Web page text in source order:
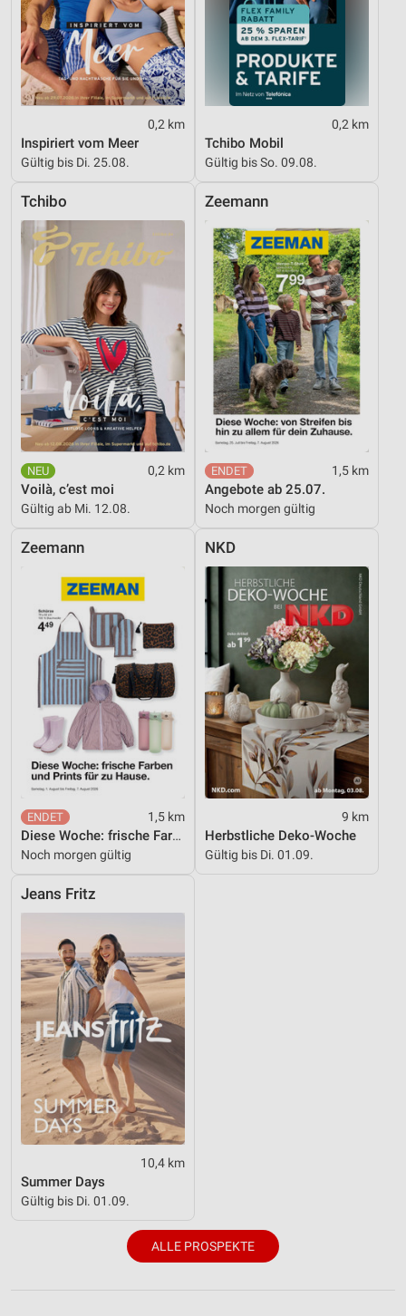
0,2 km
Inspiriert vom Meer
Gültig bis Di. 25.08.
0,2 km
Tchibo Mobil
Gültig bis So. 09.08.
Tchibo
0,2 km
Voilà, c’est moi
Gültig ab Mi. 12.08.
Zeemann
1,5 km
Angebote ab 25.07.
Noch morgen gültig
Zeemann
1,5 km
Diese Woche: frische Farben und Prints für zu Hause.
Noch morgen gültig
NKD
9 km
Herbstliche Deko-Woche
Gültig bis Di. 01.09.
Jeans Fritz
10,4 km
Summer Days
Gültig bis Di. 01.09.
ALLE PROSPEKTE
Funktional
Werbung